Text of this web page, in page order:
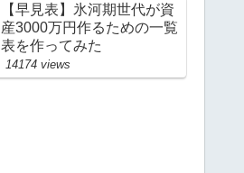
【早見表】氷河期世代が資
産3000万円作るための一覧
表を作ってみた
14174 views